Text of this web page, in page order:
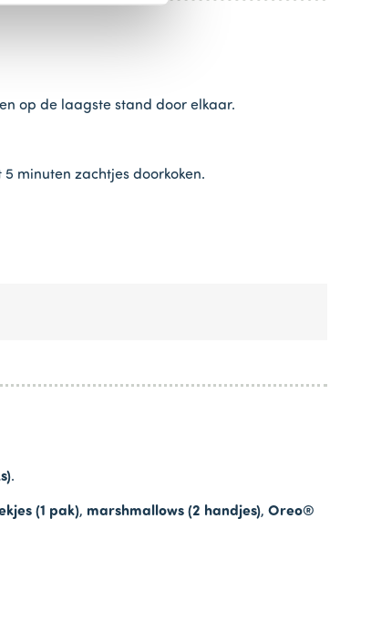
op de laagste stand door elkaar.
minuten zachtjes doorkoken.
.
(1 pak), marshmallows (2 handjes), Oreo®